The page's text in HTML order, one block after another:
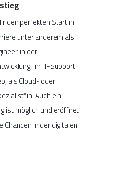
den perfekten Start in
unter anderem als
in der
, im IT-Support
, als Cloud- oder
Auch ein
ist möglich und eröffnet
Chancen in der digitalen